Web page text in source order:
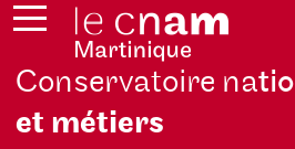
Conservatoire na
et métiers